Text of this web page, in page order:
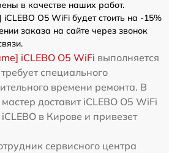
в качестве наших работ.
O5 WiFi будет стоить на -15%
заказа на сайте через звонок
iCLEBO O5 WiFi выполняется
специального
времени ремонта. В
доставит iCLEBO O5 WiFi
в Кирове и привезет
сервисного центра